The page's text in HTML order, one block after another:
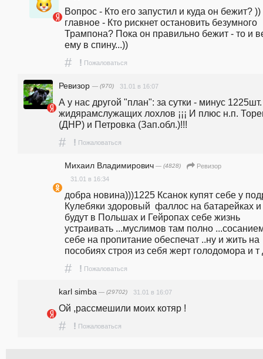
Вопрос - Кто его запустил и куда он бежит?
главное - Кто рискнет остановить безумного
Трампона? Пока он правильно бежит - то и
ему в спину...))
# ! Пожаловаться
Ревизор — (970) 31.01 в 16:07
А у нас другой "план": за сутки - минус 1225шт.
жидярамслужащих лохлов ¡¡¡ И плюс н.п.
(ДНР) и Петровка (Зап.обл.)!!!
# ! Пожаловаться
Михаил Владимирович — (4828)
Ревизор
31.01 в 16:34
добра новина)))1225 Ксанок купят себе у
Кулебяки здоровый  фаллос на батарейках и
будут в Польшах и Гейропах себе жизнь
устраивать ...муслимов там полно
себе на пропитание обеспечат ..ну и жить на
пособиях строя из себя жерт голодомора и т
# ! Пожаловаться
karl simba — (29702) 31.01 в 16:07
Ой ,рассмешили моих котяр !
# ! Пожаловаться